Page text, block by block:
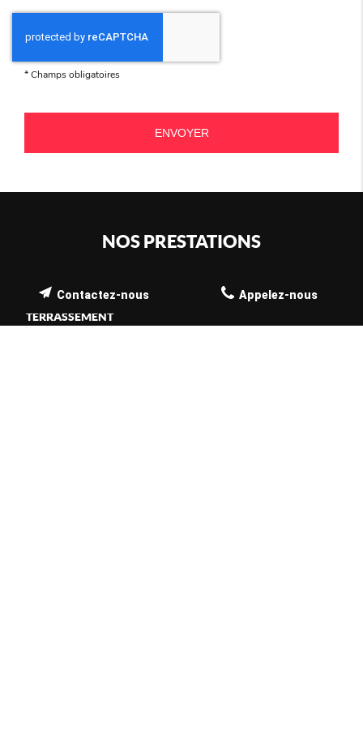
*Champs obligatoires
NOS PRESTATIONS
TERRASSEMENT
Appelez-nous
Contactez-nous